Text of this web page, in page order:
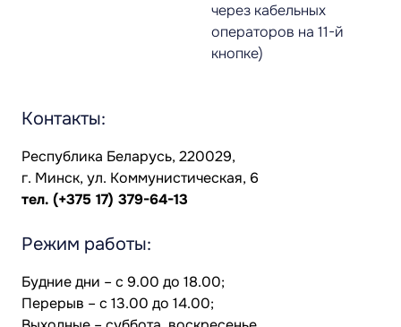
через кабельных
операторов на 11-й
кнопке)
Контакты:
Республика Беларусь, 220029,
г. Минск, ул. Коммунистическая, 6
тел. (+375 17) 379-64-13
Режим работы:
Будние дни – с 9.00 до 18.00;
Перерыв – с 13.00 до 14.00;